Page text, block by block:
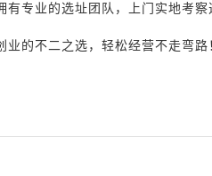
有专业的选址团队，上门实地考
的不二之选，轻松经营不走弯路